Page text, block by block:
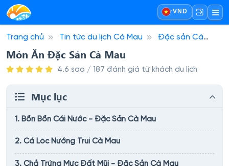
·VND
Trang chủ Tin tức du lịch Cà Mau
Đặc sản Cà
Mau
Món Ăn Đặc Sản Cà Mau
Món Ăn Đặc Sản Cà Mau
4.6 sao / 187 đánh giá từ khách du lịch
Mục lục
1. Bồn Bồn Cái Nước - Đặc Sản Cà Mau
2. Cá Lóc Nướng Trui Cà Mau
3. Chả Trứng Mực Đất Mũi - Đặc Sản Cà Mau